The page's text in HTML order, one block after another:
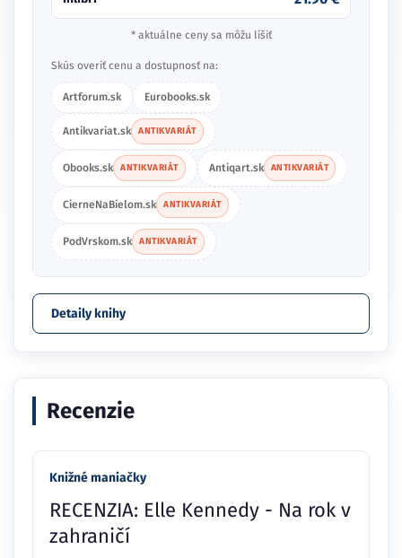
* aktuálne ceny sa môžu líšiť
Skús overiť cenu a dostupnosť na:
Artforum.sk Eurobooks.sk
Antikvariat.sk ANTIKVARIÁT
Obooks.sk ANTIKVARIÁT Antiqart.sk ANTIKVARIÁT
CierneNaBielom.sk ANTIKVARIÁT
PodVrskom.sk ANTIKVARIÁT
Detaily knihy
Recenzie
Knižné maniačky
RECENZIA: Elle Kennedy - Na rok v
zahraničí